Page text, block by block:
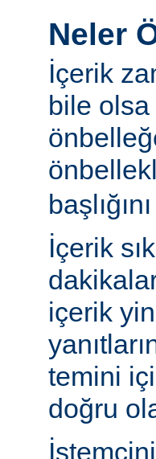
Neler
İçerik
bile olsa
İçerik
içerik
temini
doğru